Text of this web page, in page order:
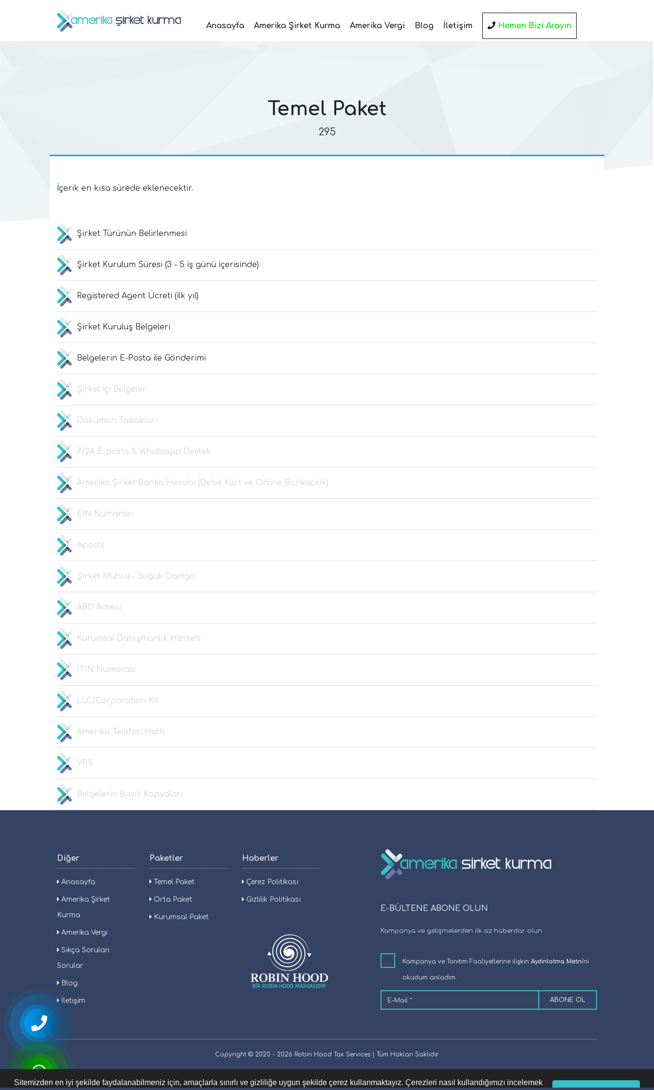
Sitemizden en iyi şekilde faydalanabilmeniz için, amaçlarla sınırlı ve gizliliğe uygun şekilde çerez kullanmaktayız. Çerezleri nasıl kullandığımızı incelemek
Anasayfa Amerika Şirket Kurma Amerika Vergi Blog İletişim
Temel Paket
295
İçerik en kısa sürede eklenecektir.
Şirket Türünün Belirlenmesi
Şirket Kurulum Süresi (3 - 5 iş günü içerisinde)
Registered Agent Ücreti (ilk yıl)
Şirket Kuruluş Belgeleri
Belgelerin E-Posta ile Gönderimi
Şirket İçi Belgeler
Döküman Taslakları
7/24 E-posta & Whatsapp Destek
Amerika Şirket Banka Hesabı (Debit Kart ve Online Bankacılık)
EIN Numarası
Apostil
Şirket Mührü – Soğuk Damga
ABD Adresi
Kurumsal Danışmanlık Hizmeti
ITIN Numarası
LLC/Corporation Kit
Amerika Telefon Hattı
VPS
Belgelerin Basılı Kopyaları
Diğer
Anasayfa
Amerika Şirket
Kurma
Amerika Vergi
Sıkça Sorulan
Sorular
Blog
İletişim
Paketler
Temel Paket
Orta Paket
Kurumsal Paket
Haberler
Çerez Politikası
Gizlilik Politikası
E-BÜLTENE ABONE OLUN
Kampanya ve gelişmelerden ilk siz haberdar olun.
Kampanya ve Tanıtım Faaliyetlerine ilişkin Aydınlatma Metni'ni
okudum anladım.
ABONE OL
Copyright © 2020 - 2026 Robin Hood Tax Services | Tüm Hakları Saklıdır.